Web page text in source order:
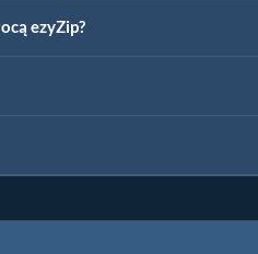
ezyZip?